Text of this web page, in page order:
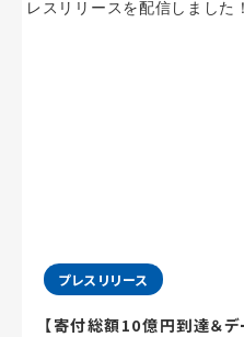
プレスリリース
【寄付総額10億円到達＆